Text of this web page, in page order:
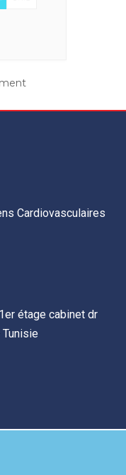
Cardiovasculaires
étage cabinet dr